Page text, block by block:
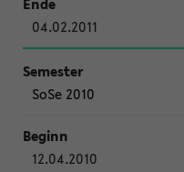
04.02.2011
SoSe 2010
12.04.2010